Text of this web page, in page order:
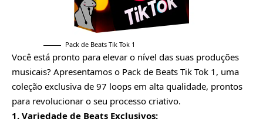
Pack de Beats Tik Tok 1
Você está pronto para elevar o nível das suas produções
musicais? Apresentamos o Pack de Beats Tik Tok 1, uma
coleção exclusiva de 97 loops em alta qualidade, prontos
para revolucionar o seu processo criativo.
1. Variedade de Beats Exclusivos: